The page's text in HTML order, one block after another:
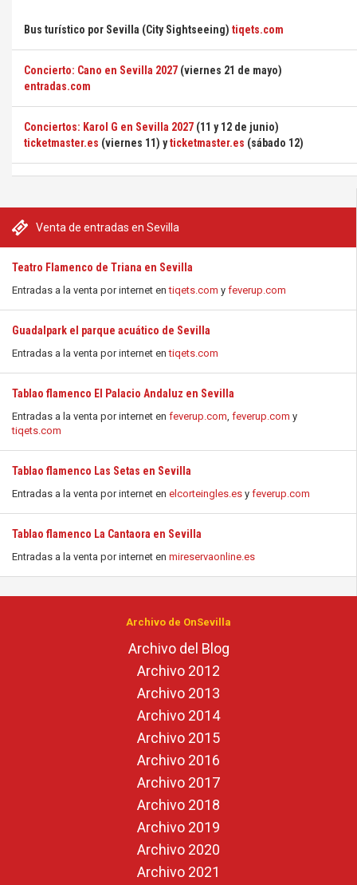
Venta de entradas en Sevilla
Teatro Flamenco de Triana en Sevilla
Entradas a la venta por internet entiqets.com y feverup.com
Guadalpark el parque acuático de Sevilla
Entradas a la venta por internet entiqets.com
Tablao flamenco El Palacio Andaluz en Sevilla
Entradas a la venta por internet en feverup.com, feverup.com y
tiqets.com
Tablao flamenco Las Setas en Sevilla
Entradas a la venta por internet en elcorteingles.es y feverup.com
Tablao flamenco La Cantaora en Sevilla
Entradas a la venta por internet en mireservaonline.es
Bus turístico por Sevilla (City Sightseeing) tiqets.com
Concierto: Cano en Sevilla 2027 (viernes 21 de mayo)
entradas.com
Conciertos: Karol G en Sevilla 2027 (11 y 12 de junio)
ticketmaster.es (viernes 11) yticketmaster.es (sábado 12)
Archivo de OnSevilla
Archivo del Blog
Archivo 2012
Archivo 2013
Archivo 2014
Archivo 2015
Archivo 2016
Archivo 2017
Archivo 2018
Archivo 2019
Archivo 2020
Archivo 2021